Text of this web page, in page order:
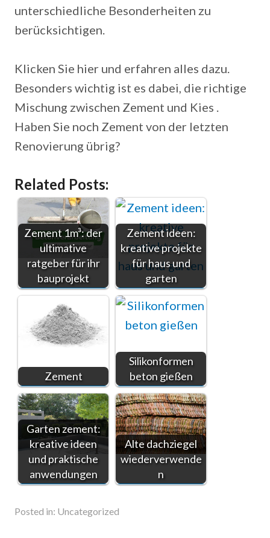
unterschiedliche Besonderheiten zu
berücksichtigen.
Klicken Sie hier und erfahren alles dazu.
Besonders wichtig ist es dabei, die richtige
Mischung zwischen Zement und Kies .
Haben Sie noch Zement von der letzten
Renovierung übrig?
Related Posts:
Zement 1m³: der
ultimative
ratgeber für ihr
bauprojekt
Zement ideen:
kreative projekte
für haus und
garten
Zement
Silikonformen
beton gießen
Garten zement:
kreative ideen
und praktische
anwendungen
Alte dachziegel
wiederverwende
n
Posted in: Uncategorized